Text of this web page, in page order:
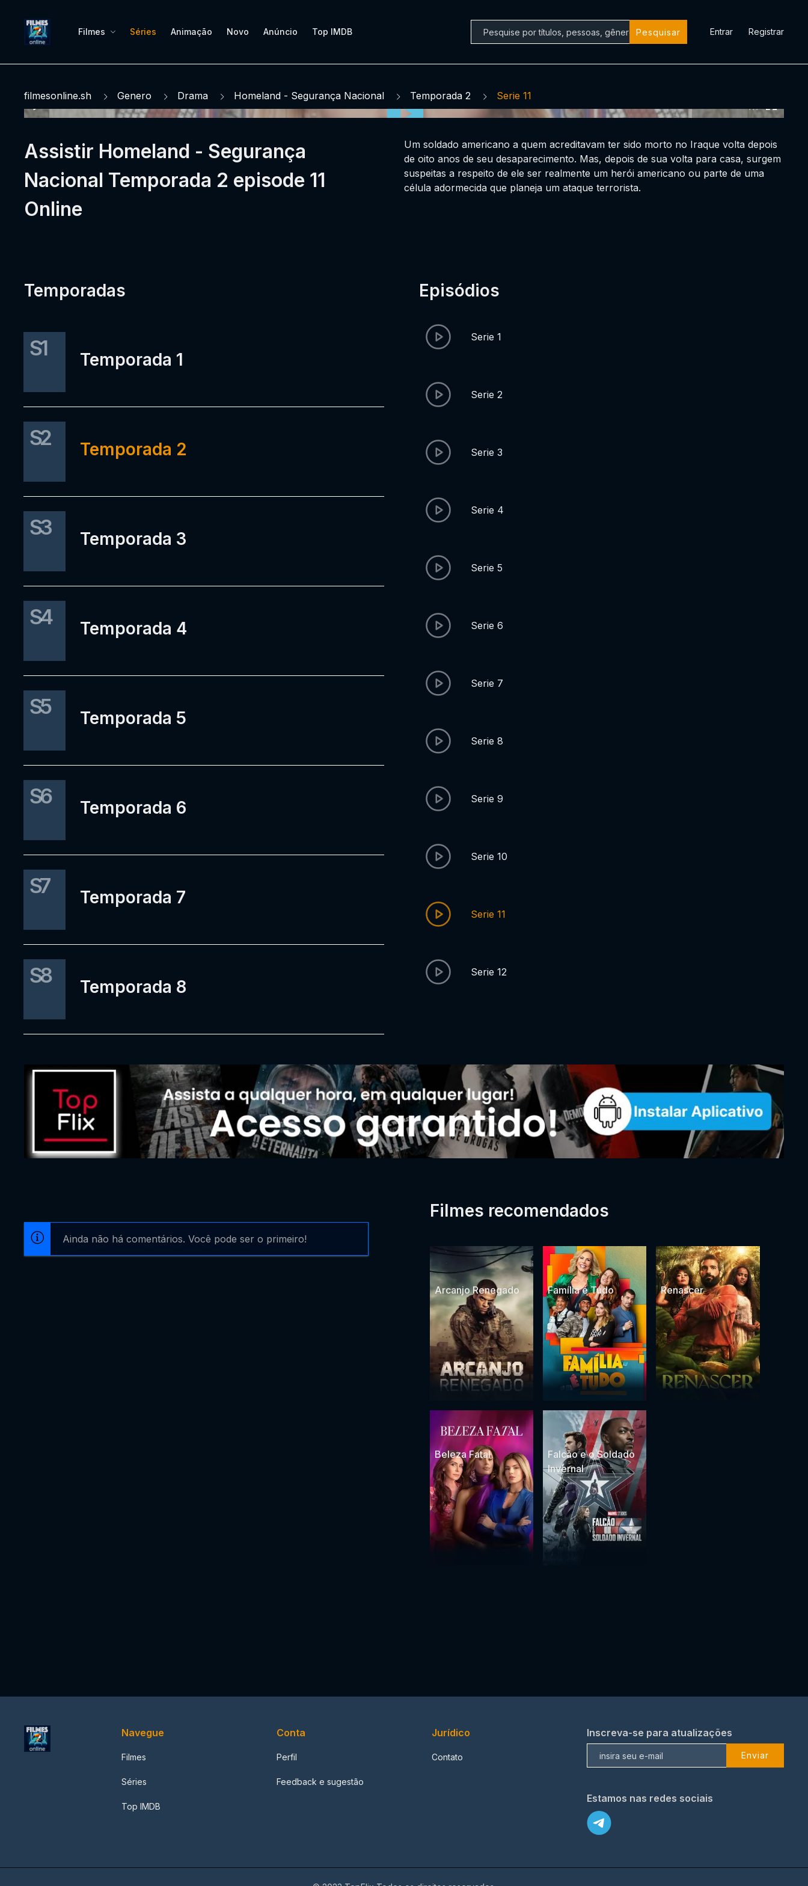
Filmes Séries Animação Novo Anúncio Top IMDB Pesquisar Entrar Registrar
filmesonline.sh Genero Drama Homeland - Segurança Nacional Temporada 2 Serie 11
Assistir Homeland - Segurança
Nacional Temporada 2 episode 11
Online
Um soldado americano a quem acreditavam ter sido morto no Iraque volta depois
de oito anos de seu desaparecimento. Mas, depois de sua volta para casa, surgem
suspeitas a respeito de ele ser realmente um herói americano ou parte de uma
célula adormecida que planeja um ataque terrorista.
Temporadas
S1 Temporada 1
S2 Temporada 2
S3 Temporada 3
S4 Temporada 4
S5 Temporada 5
S6 Temporada 6
S7 Temporada 7
S8 Temporada 8
Episódios
Serie 1
Serie 2
Serie 3
Serie 4
Serie 5
Serie 6
Serie 7
Serie 8
Serie 9
Serie 10
Serie 11
Serie 12
Ainda não há comentários. Você pode ser o primeiro!
Filmes recomendados
Arcanjo Renegado Família é Tudo Renascer
Beleza Fatal
Falcão e o Soldado
Invernal
Navegue
Filmes
Séries
Top IMDB
Conta
Perfil
Feedback e sugestão
Jurídico
Contato
Inscreva-se para atualizações
Enviar
Estamos nas redes sociais